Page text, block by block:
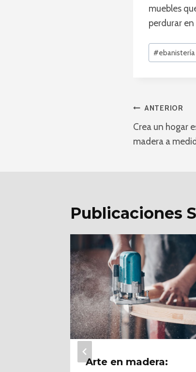
muebles
perdurar
Etiquetas
de
#
de
ANTERIOR
Crea un hogar
madera a
Publicaciones
Arte en madera: